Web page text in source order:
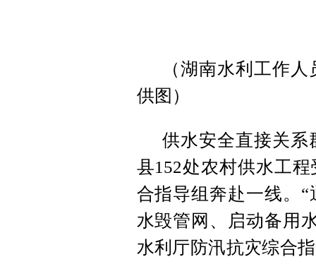
（湖南水利工作
供图）
供水安全直接关系
县152处农村供水工
合指导组奔赴一线。
水毁管网、启动备用
水利厅防汛抗灾综合